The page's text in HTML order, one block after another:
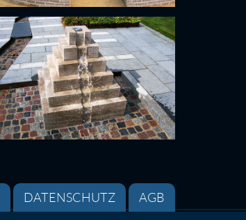
DATENSCHUTZ AGB